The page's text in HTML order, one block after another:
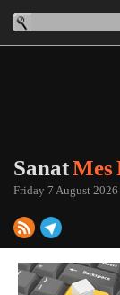
Sanat
Friday 7 August 2026